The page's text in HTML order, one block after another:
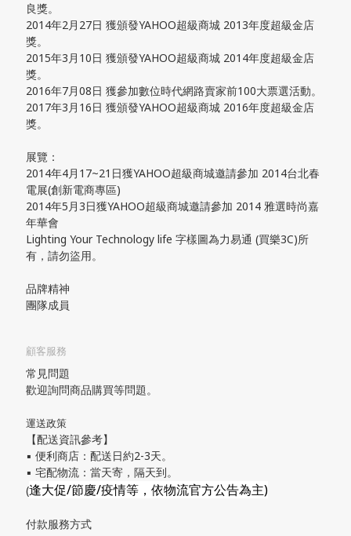
良獎。
2014年2月27日 獲頒發YAHOO超級商城 2013年度超級金店
獎。
2015年3月10日 獲頒發YAHOO超級商城 2014年度超級金店
獎。
2016年7月08日 獲參加數位時代網路賣家前100大票選活動。
2017年3月16日 獲頒發YAHOO超級商城 2016年度超級金店
獎。
展覽：
2014年4月17~21日獲YAHOO超級商城邀請參加 2014台北春
電展(創新電商專區)
2014年5月3日獲YAHOO超級商城邀請參加 2014 雅選時尚嘉
年華會
Lighting Your Technology life 字樣圖為力易通 (買樂3C)所
有，請勿盜用。
品牌精神
團隊成員
顧客服務
常見問題
歡迎詢問商品購買等問題。
運送政策
【配送資訊參考】
▪ 便利商店：配送日約2-3天。
▪ 宅配物流：當天寄，隔天到。
(逢大促/節慶/疫情等，依物流官方公告為主)
付款服務方式